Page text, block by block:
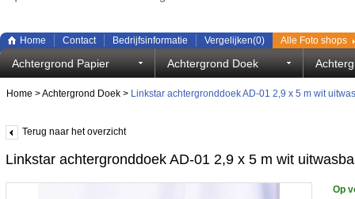
Home Contact Bedrijfsinformatie Vergelijken(0) Alle Foto shops
Achtergrond Papier Achtergrond Doek
Home >Achtergrond Doek > Linkstar achtergronddoek AD-01 2,9 x 5 m wit
Terug naar het overzicht
Linkstar achtergronddoek AD-01 2,9 x 5 m wit
Op